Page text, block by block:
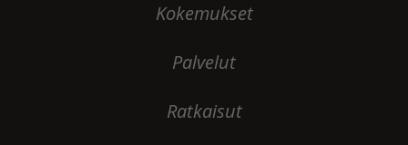
Kokemukset
Palvelut
Ratkaisut